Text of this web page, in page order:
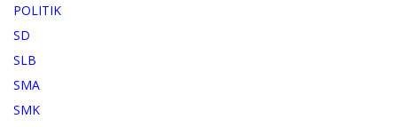
POLITIK
SD
SLB
SMA
SMK